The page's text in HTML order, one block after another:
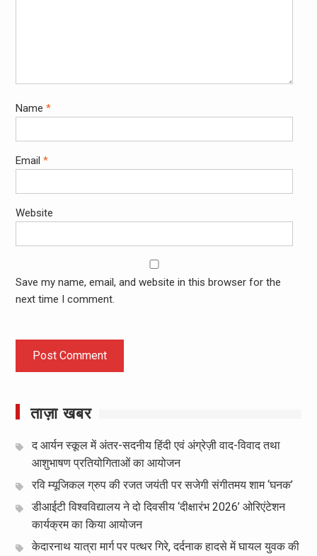
Name *
Email *
Website
Save my name, email, and website in this browser for the
next time I comment.
ताज़ा खबर
द आर्यन स्कूल में अंतर-सदनीय हिंदी एवं अंग्रेज़ी वाद-विवाद तथा
आशुभाषण प्रतियोगिताओं का आयोजन
रवि म्यूजिकल ग्रुप की रजत जयंती पर सजेगी संगीतमय शाम ‘घनक’
डीआईटी विश्वविद्यालय ने दो दिवसीय ‘दीक्षारंभ 2026’ ओरिएंटेशन
कार्यक्रम का किया आयोजन
केदारनाथ यात्रा मार्ग पर पत्थर गिरे, दर्दनाक हादसे में घायल युवक की